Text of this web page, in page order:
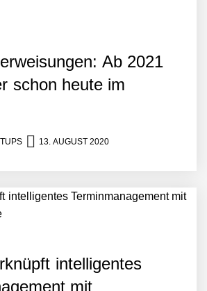
Ab 2021
schon heute im
13. AUGUST 2020
intelligentes
mit